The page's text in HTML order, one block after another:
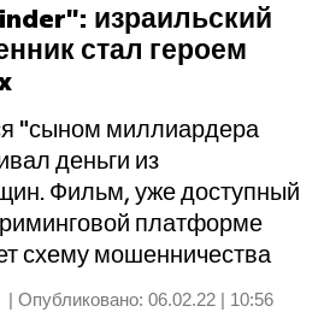
израильский
стал героем
"сыном миллиардера
деньги из
Фильм, уже доступный
платформе
схему мошенничества
| Опубликовано: 06.02.22 | 10:56